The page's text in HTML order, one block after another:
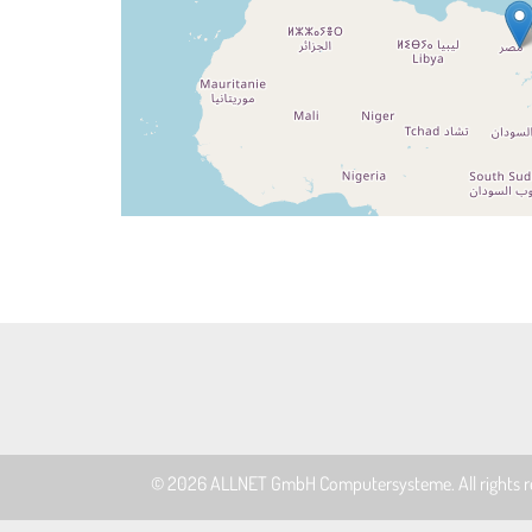
© 2026ALLNET GmbH Computersysteme. All rights